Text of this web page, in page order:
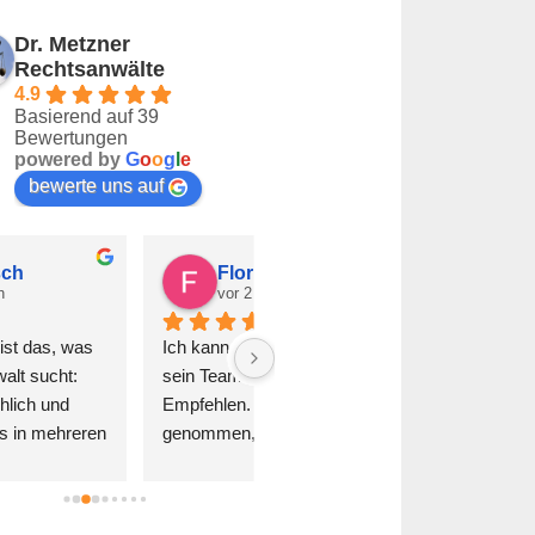
Dr. Metzner
Rechtsanwälte
4.9
Basierend auf 39
Bewertungen
powered by Goog e
bewerte uns auf
Florian Winter
kann Herr Metzner und
Team nur wärmstens
Es wird sich Zeit
man wird super
gegeben meine